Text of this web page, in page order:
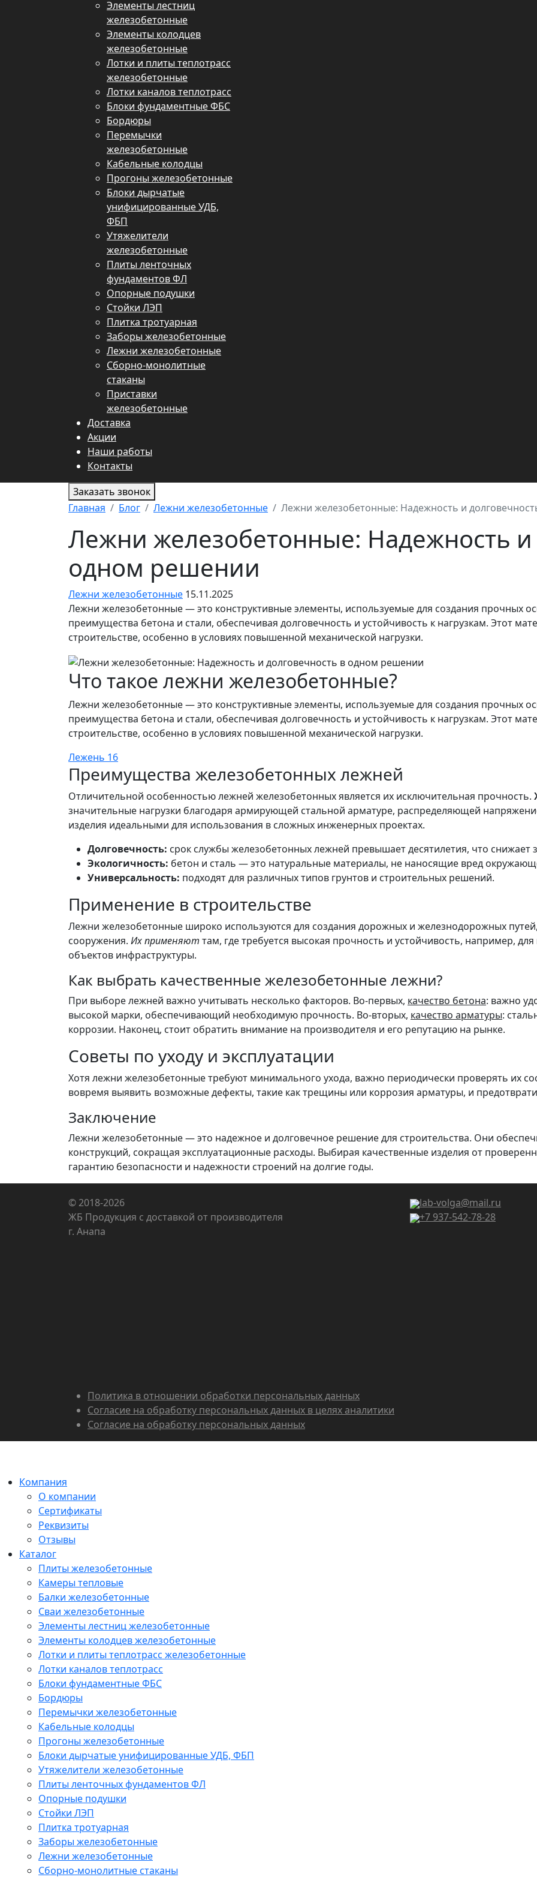
Элементы лестниц
железобетонные
Элементы колодцев
железобетонные
Лотки и плиты теплотрасс
железобетонные
Лотки каналов теплотрасс
Блоки фундаментные ФБС
Бордюры
Перемычки
железобетонные
Кабельные колодцы
Прогоны железобетонные
Блоки дырчатые
унифицированные УДБ,
ФБП
Утяжелители
железобетонные
Плиты ленточных
фундаментов ФЛ
Опорные подушки
Стойки ЛЭП
Плитка тротуарная
Заборы железобетонные
Лежни железобетонные
Сборно-монолитные
стаканы
Приставки
железобетонные
Доставка
Акции
Наши работы
Контакты
Заказать звонок
Главная
Блог Лежни железобетонные Лежни железобетонные: Надежность и
Лежни железобетонные: Надежность и
одном решении
Лежни железобетонные 15.11.2025
Лежни железобетонные — это конструктивные элементы, используемые для создания прочных
преимущества бетона и стали, обеспечивая долговечность и устойчивость к нагрузкам. Этот
строительстве, особенно в условиях повышенной механической нагрузки.
Что такое лежни железобетонные?
Лежни железобетонные — это конструктивные элементы, используемые для создания прочных
преимущества бетона и стали, обеспечивая долговечность и устойчивость к нагрузкам. Этот
строительстве, особенно в условиях повышенной механической нагрузки.
Лежень 16
Преимущества железобетонных лежней
Отличительной особенностью лежней железобетонных является их исключительная прочность.
значительные нагрузки благодаря армирующей стальной арматуре, распределяющей
изделия идеальными для использования в сложных инженерных проектах.
Долговечность: срок службы железобетонных лежней превышает десятилетия, что снижает
Экологичность: бетон и сталь — это натуральные материалы, не наносящие вред
Универсальность: подходят для различных типов грунтов и строительных решений.
Применение в строительстве
Лежни железобетонные широко используются для создания дорожных и железнодорожных
сооружения. Их применяют там, где требуется высокая прочность и устойчивость, например,
объектов инфраструктуры.
Как выбрать качественные железобетонные лежни?
При выборе лежней важно учитывать несколько факторов. Во-первых, качество бетона: важно
высокой марки, обеспечивающий необходимую прочность. Во-вторых, качество арматуры:
коррозии. Наконец, стоит обратить внимание на производителя и его репутацию на рынке.
Советы по уходу и эксплуатации
Хотя лежни железобетонные требуют минимального ухода, важно периодически проверять их
вовремя выявить возможные дефекты, такие как трещины или коррозия арматуры, и
Заключение
Лежни железобетонные — это надежное и долговечное решение для строительства. Они
конструкций, сокращая эксплуатационные расходы. Выбирая качественные изделия от
гарантию безопасности и надежности строений на долгие годы.
© 2018-2026
ЖБ Продукция с доставкой от производителя
г. Анапа
lab-volga@mail.ru
+7 937-542-78-28
Политика в отношении обработки персональных данных
Согласие на обработку персональных данных в целях аналитики
Согласие на обработку персональных данных
Компания
О компании
Сертификаты
Реквизиты
Отзывы
Каталог
Плиты железобетонные
Камеры тепловые
Балки железобетонные
Сваи железобетонные
Элементы лестниц железобетонные
Элементы колодцев железобетонные
Лотки и плиты теплотрасс железобетонные
Лотки каналов теплотрасс
Блоки фундаментные ФБС
Бордюры
Перемычки железобетонные
Кабельные колодцы
Прогоны железобетонные
Блоки дырчатые унифицированные УДБ, ФБП
Утяжелители железобетонные
Плиты ленточных фундаментов ФЛ
Опорные подушки
Стойки ЛЭП
Плитка тротуарная
Заборы железобетонные
Лежни железобетонные
Сборно-монолитные стаканы